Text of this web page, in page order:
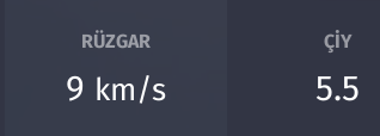
RÜZGAR
9 km/s
ÇIY
5.5